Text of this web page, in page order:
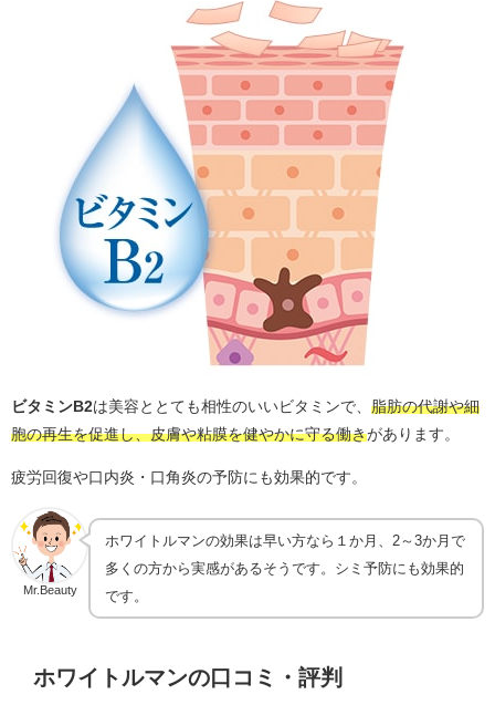
ビタミンB2は美容ととても相性のいいビタミンで、 脂肪の代謝や細
胞の再生を促進し、皮膚や粘膜を健やかに守る働きがあります。
疲労回復や口内炎・口角炎の予防にも効果的です。
Mr.Beauty
ホワイトルマンの効果は早い方なら１か月、2～3か月で
多くの方から実感があるそうです。シミ予防にも効果的
です。
ホワイトルマンの口コミ・評判